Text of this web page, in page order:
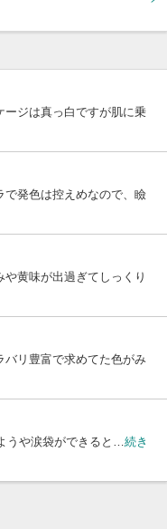
ージは真っ白ですが肌に乗
で発色は控えめなので、瞼
黄味が出過ぎてしっくり
バリ豊富で求めてた色がみ
や涙袋ができると… 続き